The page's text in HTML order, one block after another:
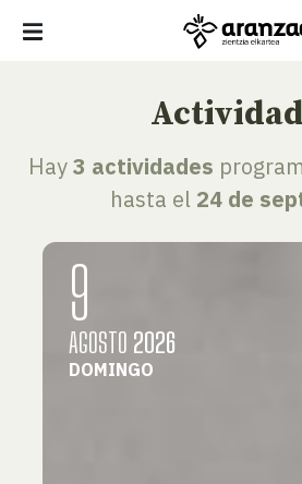
Hay3 actividades
hasta el 24 de
9
AGOSTO 2026
DOMINGO